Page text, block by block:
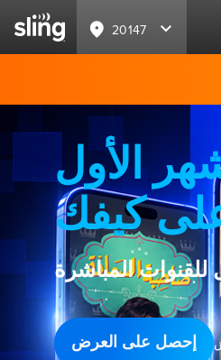
20147
الأول
كيفك
للقنوات المباشرة
إحصل على العرض